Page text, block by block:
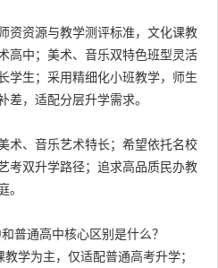
资资源与教学测评标准，文化课教
高中；美术、音乐双特色班型灵活
学生；采用精细化小班教学，师生
，适配分层升学需求。
术、音乐艺术特长；希望依托名校
考双升学路径；追求高品质民办教
普通高中核心区别是什么？
学为主，仅适配普通高考升学；